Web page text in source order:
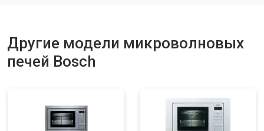
Другие модели микроволновых
печей Bosch